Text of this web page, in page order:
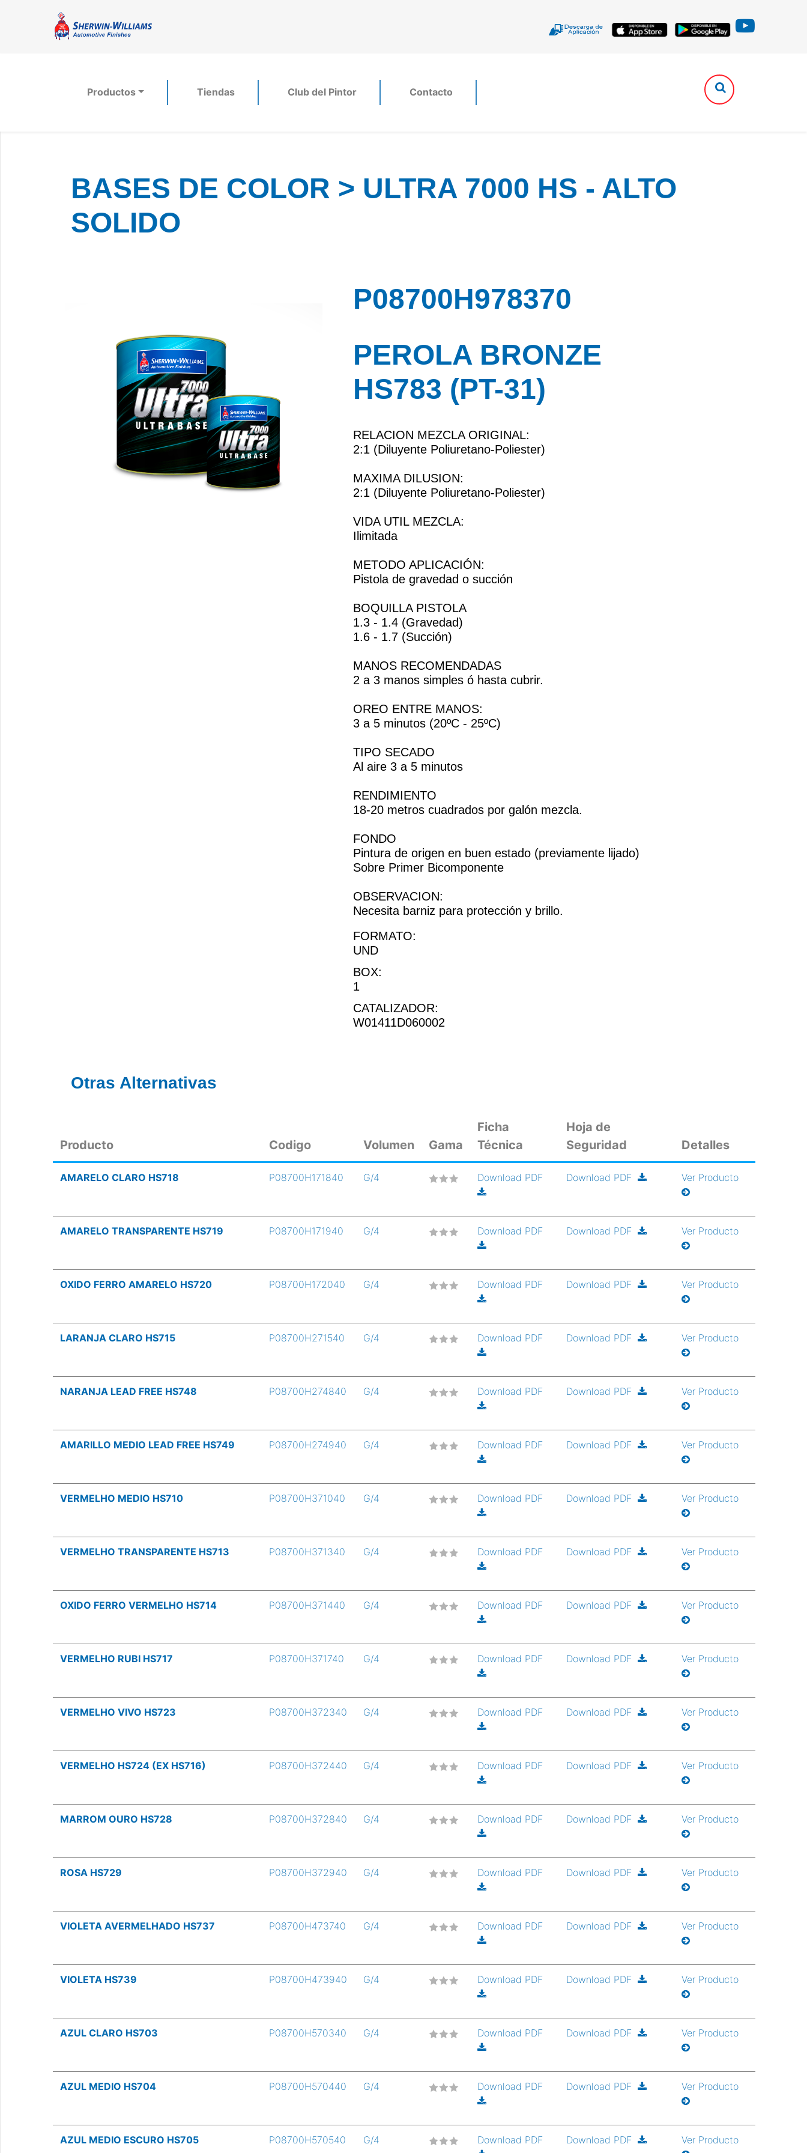
Productos Tiendas Club del Pintor Contacto
BASES DE COLOR > ULTRA 7000 HS - ALTO
SOLIDO
P08700H978370
PEROLA BRONZE
HS783 (PT-31)
RELACION MEZCLA ORIGINAL:
2:1 (Diluyente Poliuretano-Poliester)
MAXIMA DILUSION:
2:1 (Diluyente Poliuretano-Poliester)
VIDA UTIL MEZCLA:
Ilimitada
METODO APLICACIÓN:
Pistola de gravedad o succión
BOQUILLA PISTOLA
1.3 - 1.4 (Gravedad)
1.6 - 1.7 (Succión)
MANOS RECOMENDADAS
2 a 3 manos simples ó hasta cubrir.
OREO ENTRE MANOS:
3 a 5 minutos (20ºC - 25ºC)
TIPO SECADO
Al aire 3 a 5 minutos
RENDIMIENTO
18-20 metros cuadrados por galón mezcla.
FONDO
Pintura de origen en buen estado (previamente lijado)
Sobre Primer Bicomponente
OBSERVACION:
Necesita barniz para protección y brillo.
FORMATO:
UND
BOX:
1
CATALIZADOR:
W01411D060002
Otras Alternativas
Producto Codigo Volumen Gama
Ficha
Técnica
Hoja de
Seguridad
Detalles
AMARELO CLARO HS718 P08700H171840 G/4 Download PDF Download PDF Ver Producto
AMARELO TRANSPARENTE HS719 P08700H171940 G/4 Download PDF Download PDF Ver Producto
OXIDO FERRO AMARELO HS720 P08700H172040 G/4 Download PDF Download PDF Ver Producto
LARANJA CLARO HS715 P08700H271540 G/4 Download PDF Download PDF Ver Producto
NARANJA LEAD FREE HS748 P08700H274840 G/4 Download PDF Download PDF Ver Producto
AMARILLO MEDIO LEAD FREE HS749 P08700H274940 G/4 Download PDF Download PDF Ver Producto
VERMELHO MEDIO HS710 P08700H371040 G/4 Download PDF Download PDF Ver Producto
VERMELHO TRANSPARENTE HS713 P08700H371340 G/4 Download PDF Download PDF Ver Producto
OXIDO FERRO VERMELHO HS714 P08700H371440 G/4 Download PDF Download PDF Ver Producto
VERMELHO RUBI HS717 P08700H371740 G/4 Download PDF Download PDF Ver Producto
VERMELHO VIVO HS723 P08700H372340 G/4 Download PDF Download PDF Ver Producto
VERMELHO HS724 (EX HS716) P08700H372440 G/4 Download PDF Download PDF Ver Producto
MARROM OURO HS728 P08700H372840 G/4 Download PDF Download PDF Ver Producto
ROSA HS729 P08700H372940 G/4 Download PDF Download PDF Ver Producto
VIOLETA AVERMELHADO HS737 P08700H473740 G/4 Download PDF Download PDF Ver Producto
VIOLETA HS739 P08700H473940 G/4 Download PDF Download PDF Ver Producto
AZUL CLARO HS703 P08700H570340 G/4 Download PDF Download PDF Ver Producto
AZUL MEDIO HS704 P08700H570440 G/4 Download PDF Download PDF Ver Producto
AZUL MEDIO ESCURO HS705 P08700H570540 G/4 Download PDF Download PDF Ver Producto